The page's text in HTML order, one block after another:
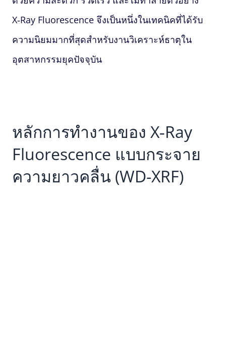
X‑Ray Fluorescence จึงเป็นหนึ่งในเทคนิคที่ได้รับ
ความนิยมมากที่สุดสำหรับงานวิเคราะห์ธาตุใน
อุตสาหกรรมยุคปัจจุบัน
หลักการทำงานของ X‑Ray
Fluorescence แบบกระจาย
ความยาวคลื่น (WD-XRF)